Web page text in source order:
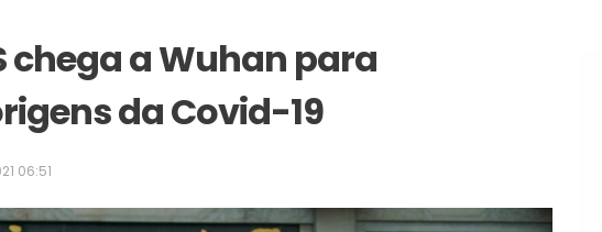
chega a Wuhan para
da Covid-19
06:51